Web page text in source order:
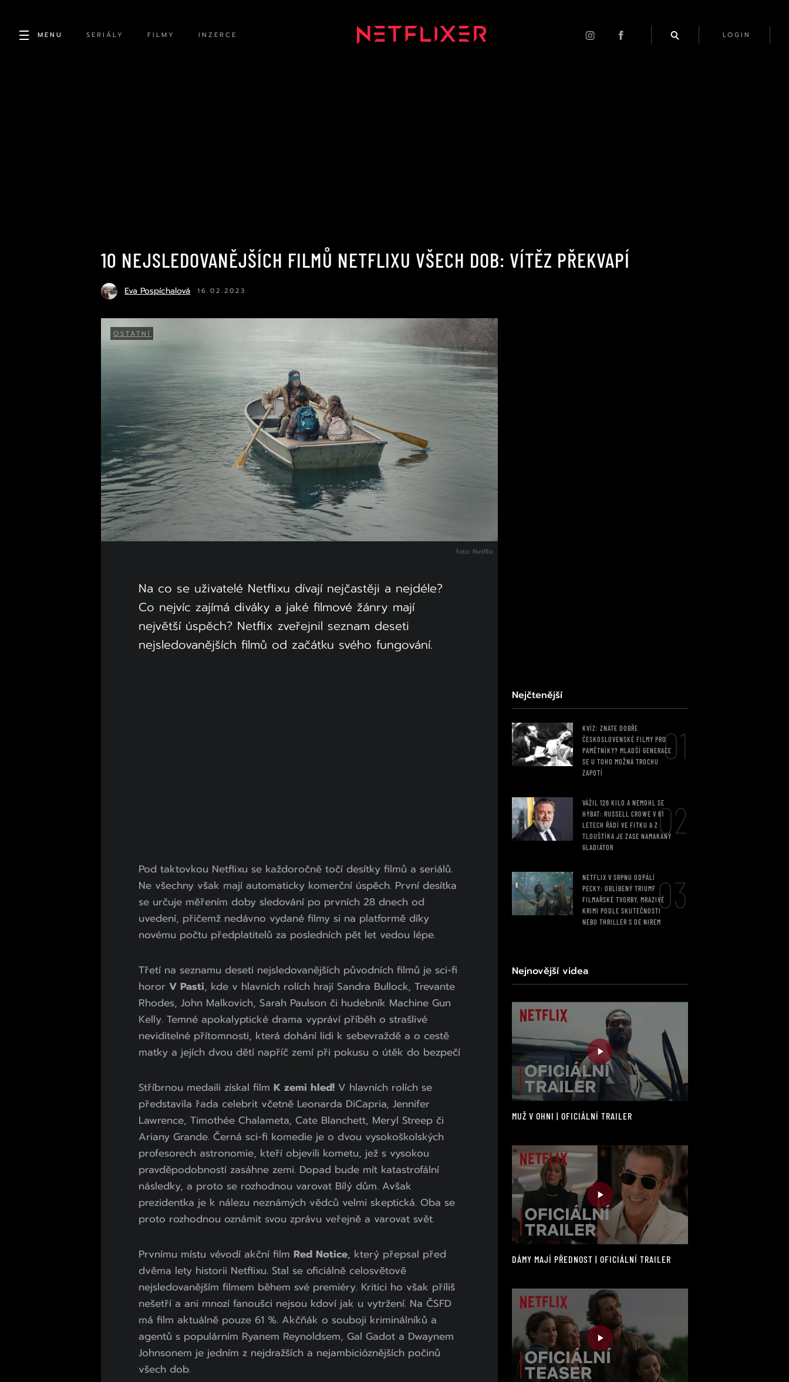
MENU SERIÁLY FILMY INZERCE LOGIN
10 NEJSLEDOVANĚJŠÍCH FILMŮ NETFLIXU VŠECH DOB: VÍTĚZ PŘEKVAPÍ
Eva Pospíchalová 16.02.2023
OSTATNÍ
foto: Netflix
Na co se uživatelé Netflixu dívají nejčastěji a nejdéle?
Co nejvíc zajímá diváky a jaké filmové žánry mají
největší úspěch? Netflix zveřejnil seznam deseti
nejsledovanějších filmů od začátku svého fungování.
Pod taktovkou Netflixu se každoročně točí desítky filmů a seriálů.
Ne všechny však mají automaticky komerční úspěch. První desítka
se určuje měřením doby sledování po prvních 28 dnech od
uvedení, přičemž nedávno vydané filmy si na platformě díky
novému počtu předplatitelů za posledních pět let vedou lépe.
Třetí na seznamu deseti nejsledovanějších původních filmů je sci-fi
horor V Pasti, kde v hlavních rolích hrají Sandra Bullock, Trevante
Rhodes, John Malkovich, Sarah Paulson či hudebník Machine Gun
Kelly. Temné apokalyptické drama vypráví příběh o strašlivé
neviditelné přítomnosti, která dohání lidi k sebevraždě a o cestě
matky a jejích dvou dětí napříč zemí při pokusu o útěk do bezpečí
Stříbrnou medaili získal film K zemi hleď! V hlavních rolích se
představila řada celebrit včetně Leonarda DiCapria, Jennifer
Lawrence, Timothée Chalameta, Cate Blanchett, Meryl Streep či
Ariany Grande. Černá sci-fi komedie je o dvou vysokoškolských
profesorech astronomie, kteří objevili kometu, jež s vysokou
pravděpodobností zasáhne zemi. Dopad bude mít katastrofální
následky, a proto se rozhodnou varovat Bílý dům. Avšak
prezidentka je k nálezu neznámých vědců velmi skeptická. Oba se
proto rozhodnou oznámit svou zprávu veřejně a varovat svět.
Prvnímu místu vévodí akční film Red Notice, který přepsal před
dvěma lety historii Netflixu. Stal se oficiálně celosvětově
nejsledovanějším filmem během své premiéry. Kritici ho však příliš
nešetří a ani mnozí fanoušci nejsou kdoví jak u vytržení. Na ČSFD
má film aktuálně pouze 61 %. Akčňák o souboji kriminálníků a
agentů s populárním Ryanem Reynoldsem, Gal Gadot a Dwaynem
Johnsonem je jedním z nejdražších a nejambicióznějších počinů
všech dob.
Nejčtenější
KVÍZ: ZNÁTE DOBŘE
ČESKOSLOVENSKÉ FILMY PRO
PAMĚTNÍKY? MLADŠÍ GENERACE
SE U TOHO MOŽNÁ TROCHU
ZAPOTÍ
01
VÁŽIL 126 KILO A NEMOHL SE
HÝBAT: RUSSELL CROWE V 61
LETECH ŘÁDÍ VE FITKU A Z
TLOUŠTÍKA JE ZASE NAMAKANÝ
GLADIÁTOR
02
NETFLIX V SRPNU ODPÁLÍ
PECKY: OBLÍBENÝ TRIUMF
FILMAŘSKÉ TVORBY, MRAZIVÉ
KRIMI PODLE SKUTEČNOSTI
NEBO THRILLER S DE NIREM
03
Nejnovější videa
MUŽ V OHNI | OFICIÁLNÍ TRAILER
DÁMY MAJÍ PŘEDNOST | OFICIÁLNÍ TRAILER